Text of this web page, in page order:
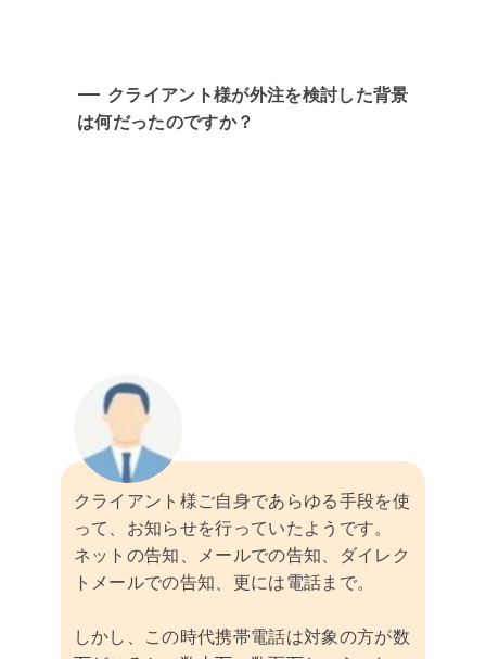
クライアント様が外注を検討した背景
は何だったのですか？
クライアント様ご自身であらゆる手段を使
って、お知らせを行っていたようです。
ネットの告知、メールでの告知、ダイレク
トメールでの告知、更には電話まで。
しかし、この時代携帯電話は対象の方が数